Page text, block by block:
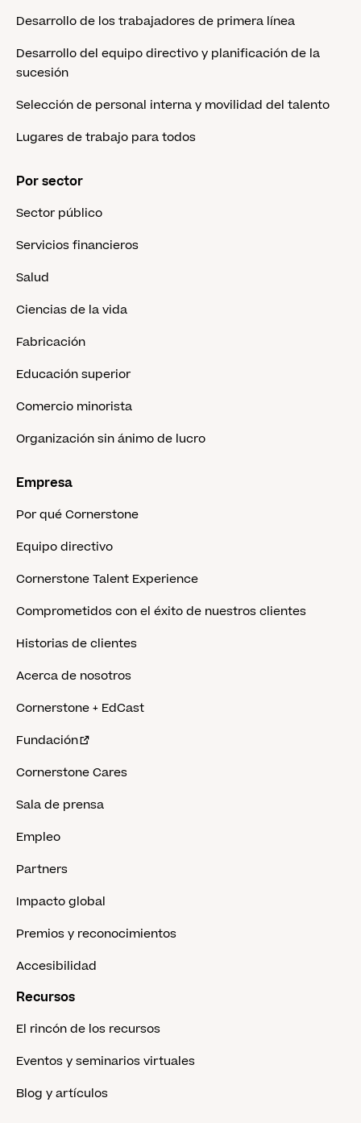
Desarrollo de los trabajadores de primera línea
Desarrollo del equipo directivo y planificación de la
sucesión
Selección de personal interna y movilidad del talento
Lugares de trabajo para todos
Por sector
Sector público
Servicios financieros
Salud
Ciencias de la vida
Fabricación
Educación superior
Comercio minorista
Organización sin ánimo de lucro
Empresa
Por qué Cornerstone
Equipo directivo
Cornerstone Talent Experience
Comprometidos con el éxito de nuestros clientes
Historias de clientes
Acerca de nosotros
Cornerstone + EdCast
Fundación
Cornerstone Cares
Sala de prensa
Empleo
Partners
Impacto global
Premios y reconocimientos
Accesibilidad
Recursos
El rincón de los recursos
Eventos y seminarios virtuales
Blog y artículos